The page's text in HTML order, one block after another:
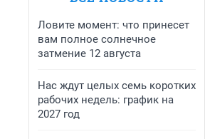
Ловите момент: что принесет
вам полное солнечное
затмение 12 августа
Нас ждут целых семь коротких
рабочих недель: график на
2027 год